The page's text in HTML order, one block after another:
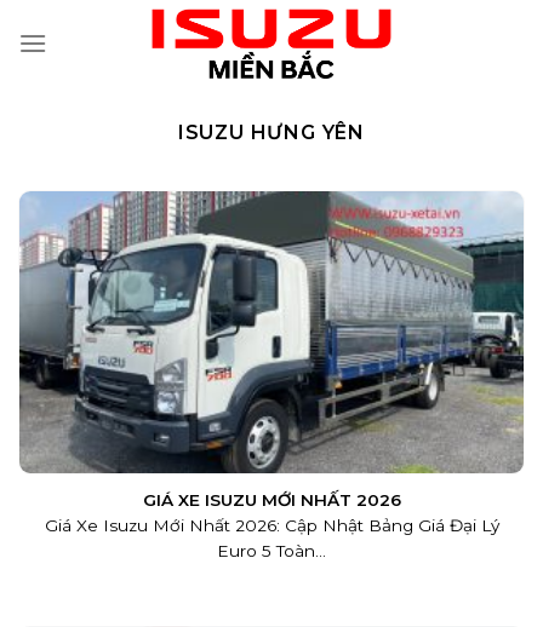
ISUZU HƯNG YÊN
GIÁ XE ISUZU MỚI NHẤT 2026
Giá Xe Isuzu Mới Nhất 2026: Cập Nhật Bảng Giá Đại Lý
Euro 5 Toàn...